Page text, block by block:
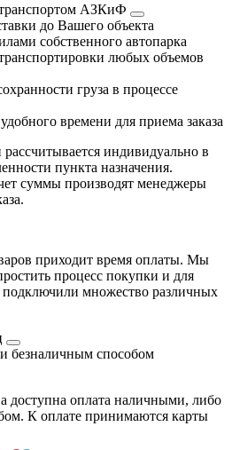
АЗКиФ
до Вашего объекта
собственного автопарка
любых объемов
груза в процессе
времени для приема заказа
индивидуально в
пункта назначения.
суммы производят менеджеры
приходит время оплаты. Мы
процесс покупки и для
подключили множество различных
безналичным способом
доступна оплата наличными, либо
К оплате принимаются карты